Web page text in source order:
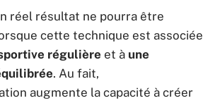
réel résultat ne pourra être
cette technique est associée
régulière et à une
. Au fait,
augmente la capacité à créer